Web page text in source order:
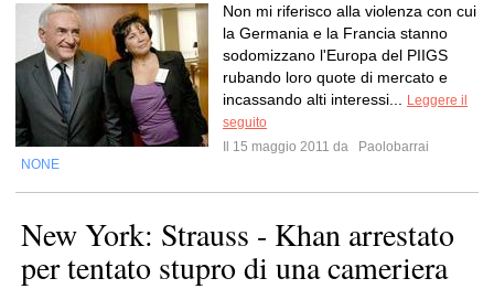
Non mi riferisco alla violenza con cui
la Germania e la Francia stanno
sodomizzano l'Europa del PIIGS
rubando loro quote di mercato e
incassando alti interessi...
Leggere il
seguito
Il 15 maggio 2011 da
Paolobarrai
NONE
New York: Strauss - Khan arrestato
per tentato stupro di una cameriera